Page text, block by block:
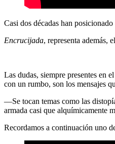
Casi dos décadas han posicionado
Encrucijada, representa además,
Las dudas, siempre presentes en
con un rumbo, son los mensajes
—Se tocan temas como las
armada casi que alquímicamente
Recordamos a continuación uno